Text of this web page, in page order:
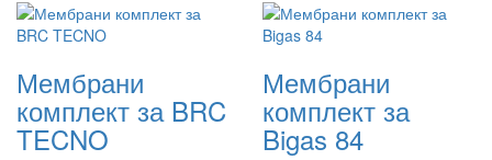
Мембрани
комплект за BRC
TECNO
Мембрани
комплект за
Bigas 84